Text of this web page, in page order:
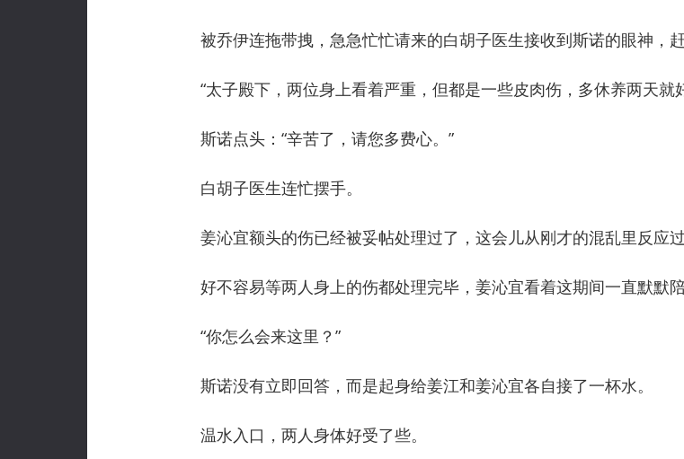
被乔伊连拖带拽，急急忙忙请来的白胡子医生接收到斯诺的眼神，赶
“太子殿下，两位身上看着严重，但都是一些皮肉伤，多休养两天就
斯诺点头：“辛苦了，请您多费心。”
白胡子医生连忙摆手。
姜沁宜额头的伤已经被妥帖处理过了，这会儿从刚才的混乱里反应过
好不容易等两人身上的伤都处理完毕，姜沁宜看着这期间一直默默陪
“你怎么会来这里？”
斯诺没有立即回答，而是起身给姜江和姜沁宜各自接了一杯水。
温水入口，两人身体好受了些。